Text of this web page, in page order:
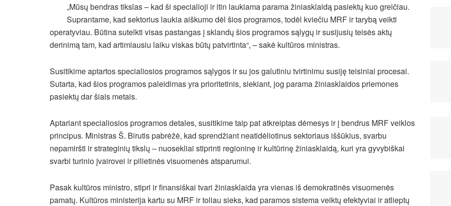
„Mūsų bendras tikslas – kad ši specialioji ir itin laukiama parama žiniasklaidą pasiektų kuo greičiau.
Suprantame, kad sektorius laukia aiškumo dėl šios programos, todėl kviečiu MRF ir tarybą veikti
operatyviau. Būtina sutelkti visas pastangas į sklandų šios programos sąlygų ir susijusių teisės aktų
derinimą tam, kad artimiausiu laiku viskas būtų patvirtinta“, – sakė kultūros ministras.
Susitikime aptartos specialiosios programos sąlygos ir su jos galutiniu tvirtinimu susiję teisiniai procesai.
Sutarta, kad šios programos paleidimas yra prioritetinis, siekiant, jog parama žiniasklaidos priemones
pasiektų dar šiais metais.
Aptariant specialiosios programos detales, susitikime taip pat atkreiptas dėmesys ir į bendrus MRF veiklos
principus. Ministras Š. Birutis pabrėžė, kad sprendžiant neatidėliotinus sektoriaus iššūkius, svarbu
nepamiršti ir strateginių tikslų – nuosekliai stiprinti regioninę ir kultūrinę žiniasklaidą, kuri yra gyvybiškai
svarbi turinio įvairovei ir pilietinės visuomenės atsparumui.
Pasak kultūros ministro, stipri ir finansiškai tvari žiniasklaida yra vienas iš demokratinės visuomenės
pamatų. Kultūros ministerija kartu su MRF ir toliau sieks, kad paramos sistema veiktų efektyviai ir atlieptų